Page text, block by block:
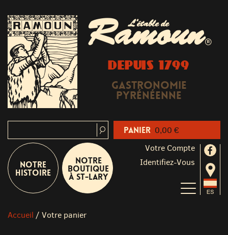
L'étable de
Ramoun®
DEPUIS 1799
Gastronomie
Pyrénéenne
Votre Compte
Identifiez-Vous
Notre
Histoire
Notre
boutique
à St-Lary
Accueil / Votre panier
Panier 0,00 €